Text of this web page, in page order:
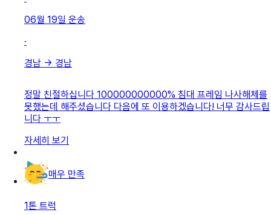
06월 19일 운송
·
경남 → 경남
정말 친절하십니다 100000000000% 침대 프레임 나사해체를
못했는데 해주셨습니다 다음에 또 이용하겠습니다! 너무 감사드립
니다 ㅜㅜ
자세히 보기
매우 만족
1톤 트럭